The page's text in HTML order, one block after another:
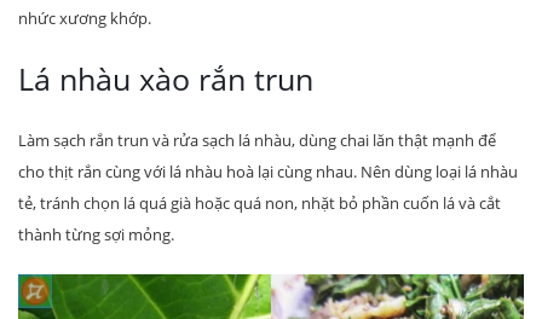
nhức xương khớp.
Lá nhàu xào rắn trun
Làm sạch rắn trun và rửa sạch lá nhàu, dùng chai lăn thật mạnh để
cho thịt rắn cùng với lá nhàu hoà lại cùng nhau. Nên dùng loại lá nhàu
tẻ, tránh chọn lá quá già hoặc quá non, nhặt bỏ phần cuốn lá và cắt
thành từng sợi mỏng.